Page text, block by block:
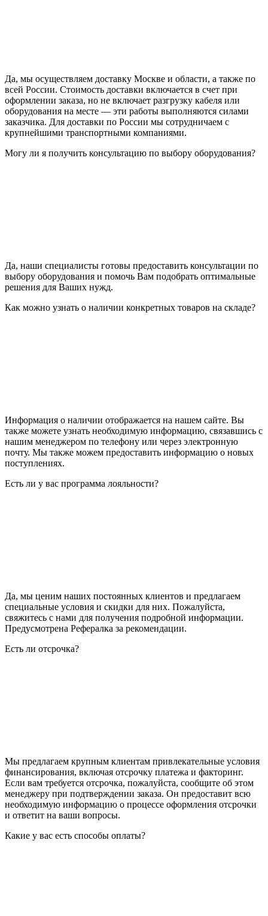
Да, мы осуществляем доставку Москве и области, а также по
всей России. Стоимость доставки включается в счет при
оформлении заказа, но не включает разгрузку кабеля или
оборудования на месте — эти работы выполняются силами
заказчика. Для доставки по России мы сотрудничаем с
крупнейшими транспортными компаниями.
Могу ли я получить консультацию по выбору оборудования?
Да, наши специалисты готовы предоставить консультации по
выбору оборудования и помочь Вам подобрать оптимальные
решения для Ваших нужд.
Как можно узнать о наличии конкретных товаров на складе?
Информация о наличии отображается на нашем сайте. Вы
также можете узнать необходимую информацию, связавшись с
нашим менеджером по телефону или через электронную
почту. Мы также можем предоставить информацию о новых
поступлениях.
Есть ли у вас программа лояльности?
Да, мы ценим наших постоянных клиентов и предлагаем
специальные условия и скидки для них. Пожалуйста,
свяжитесь с нами для получения подробной информации.
Предусмотрена Рефералка за рекомендации.
Есть ли отсрочка?
Мы предлагаем крупным клиентам привлекательные условия
финансирования, включая отсрочку платежа и факторинг.
Если вам требуется отсрочка, пожалуйста, сообщите об этом
менеджеру при подтверждении заказа. Он предоставит всю
необходимую информацию о процессе оформления отсрочки
и ответит на ваши вопросы.
Какие у вас есть способы оплаты?